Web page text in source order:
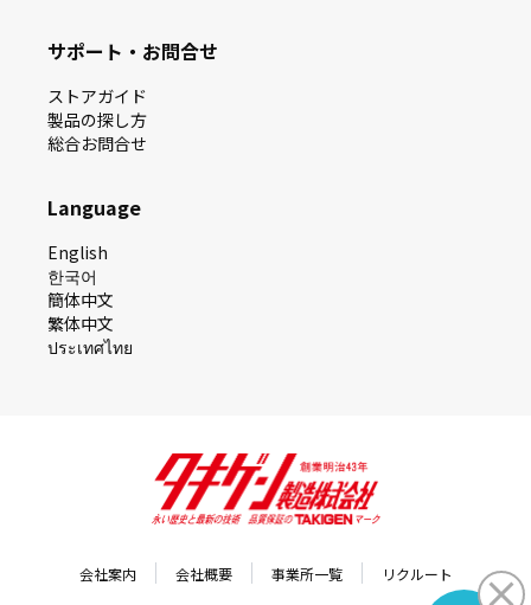
サポート・お問合せ
ストアガイド
製品の探し⽅
総合お問合せ
Language
English
한국어
簡体中文
繁体中文
ประเทศไทย
会社案内 会社概要 事業所一覧 リクルート